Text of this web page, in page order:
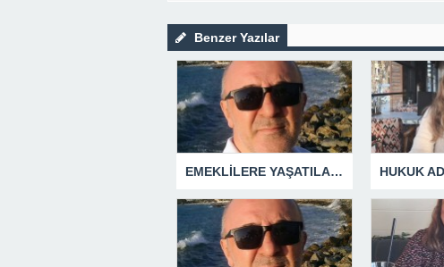
Benzer Yazılar
EMEKLİLERE YAŞATILAN CUMHURİYET TARİHİNİN EN BÜYÜK ZULMÜNÜN DERİN ANALİZİ !